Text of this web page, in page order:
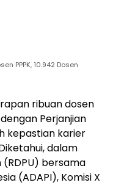
PPPK, 10.942 Dosen
ribuan dosen
Perjanjian
kepastian karier
dalam
bersama
(ADAPI), Komisi X